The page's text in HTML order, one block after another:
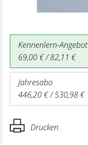
Kennenlern-Angebot
69,00 € / 82,11 €
Jahresabo
446,20 € / 530,98 €
Drucken